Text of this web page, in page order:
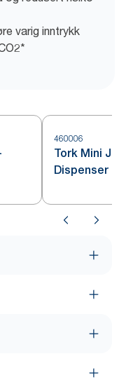
varig inntrykk
460006
Tork Mini
Dispenser